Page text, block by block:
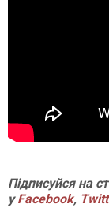
Підписуйся на
уFacebook,